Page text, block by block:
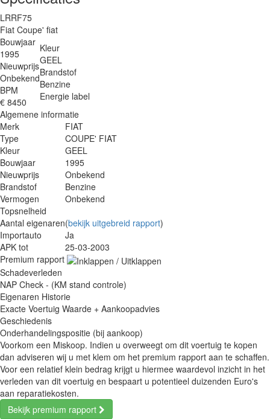
LRRF75
Fiat Coupe' fiat
Bouwjaar
1995
Nieuwprijs
Onbekend
BPM
€ 8450
Kleur
GEEL
Brandstof
Benzine
Energie label
Algemene informatie
Merk
FIAT
Type
COUPE' FIAT
Kleur
GEEL
Bouwjaar
1995
Nieuwprijs
Onbekend
Brandstof
Benzine
Vermogen
Onbekend
Topsnelheid
Aantal eigenaren(bekijk uitgebreid rapport)
Importauto
Ja
APK tot
25-03-2003
Premium rapport
Schadeverleden
NAP Check - (KM stand controle)
Eigenaren Historie
Exacte Voertuig Waarde + Aankoopadvies
Geschiedenis
Onderhandelingspositie (bij aankoop)
Voorkom een Miskoop. Indien u overweegt om dit voertuig te kopen
dan adviseren wij u met klem om het premium rapport aan te schaffen.
Voor een relatief klein bedrag krijgt u hiermee waardevol inzicht in het
verleden van dit voertuig en bespaart u potentieel duizenden Euro's
aan reparatiekosten.
Bekijk premium rapport